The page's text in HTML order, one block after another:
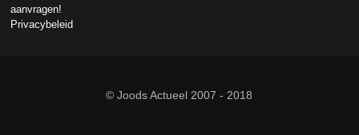
aanvragen!
Privacybeleid
© Joods Actueel 2007 - 2018